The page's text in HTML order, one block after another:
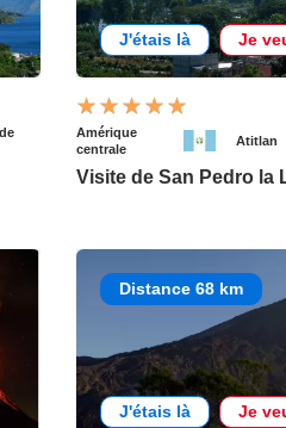
J'étais là Je
Amérique
centrale
Atitlan
Visite de San Pedro la
Distance 68 km
J'étais là Je